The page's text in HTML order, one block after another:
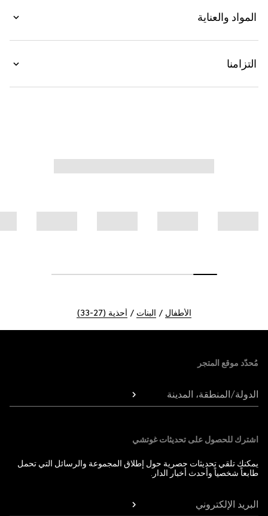
المواد والعناية
التزامنا
الأطفال البنات أحذية (27-33)
مُحدّد موقع المتجر
الدولة/المنطقة، المدينة
اشترك للحصول على تحديثات غوتشي
يمكنك تلقي تحديثات حصرية حول إطلاق المجموعة والرسائل التي تحمل
طابعاً شخصياً وأحدث أخبار الدار.
البريد الإلكتروني